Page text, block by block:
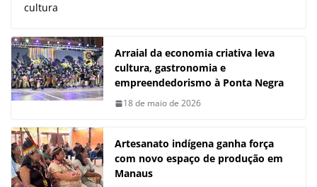
cultura
Arraial da economia criativa leva
cultura, gastronomia e
empreendedorismo à Ponta Negra
18 de maio de 2026
Artesanato indígena ganha força
com novo espaço de produção em
Manaus